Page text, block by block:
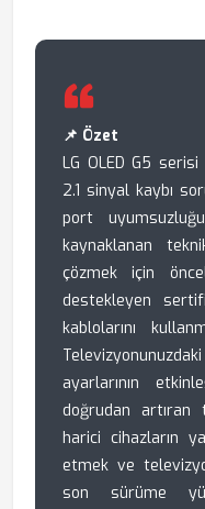
📌 Özet
LG OLED G5
2.1 sinyal kaybı
port
kaynaklanan
çözmek için
destekleyen
kablolarını
ayarlarının
doğrudan artıran
harici cihazların
etmek ve
son sürüme